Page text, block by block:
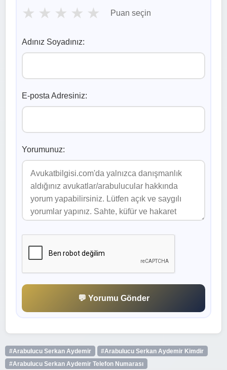
★ ★ ★ ★ ★ Puan seçin
Adınız Soyadınız:
E-posta Adresiniz:
Yorumunuz:
💬 Yorumu Gönder
#Arabulucu Serkan Aydemir
#Arabulucu Serkan Aydemir Kimdir
#Arabulucu Serkan Aydemir Telefon Numarası